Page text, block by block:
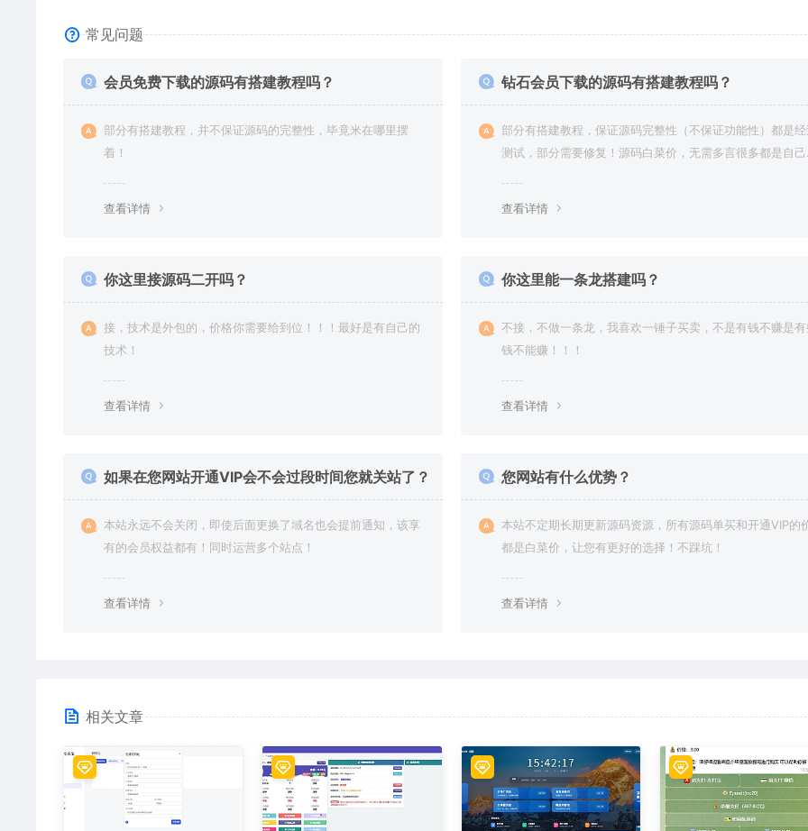
常见问题
会员免费下载的源码有搭建教程吗？
部分有搭建教程，并不保证源码的完整性，毕竟米在哪里摆
着！
查看详情
钻石会员下载的源码有搭建教程吗？
部分有搭建教程，保证源码完整性（不保证功能性）都是
测试，部分需要修复！源码白菜价，无需多言很多都是自
查看详情
你这里接源码二开吗？
接，技术是外包的，价格你需要给到位！！！最好是有自己的
技术！
查看详情
你这里能一条龙搭建吗？
不接，不做一条龙，我喜欢一锤子买卖，不是有钱不赚是
钱不能赚！！！
查看详情
如果在您网站开通VIP会不会过段时间您就关站了？
本站永远不会关闭，即使后面更换了域名也会提前通知，该享
有的会员权益都有！同时运营多个站点！
查看详情
您网站有什么优势？
本站不定期长期更新源码资源，所有源码单买和开通VIP的
都是白菜价，让您有更好的选择！不踩坑！
查看详情
相关文章